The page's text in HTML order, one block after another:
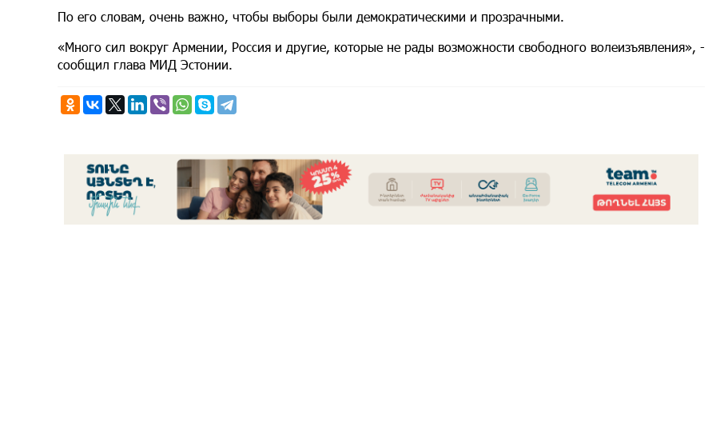
По его словам, очень важно, чтобы выборы были демократическими и прозрачными.
«Много сил вокруг Армении, Россия и другие, которые не рады возможности свободного волеизъявления», -
сообщил глава МИД Эстонии.